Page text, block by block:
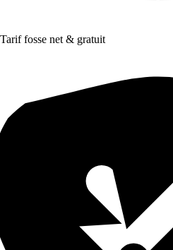
Tarif fosse net & gratuit